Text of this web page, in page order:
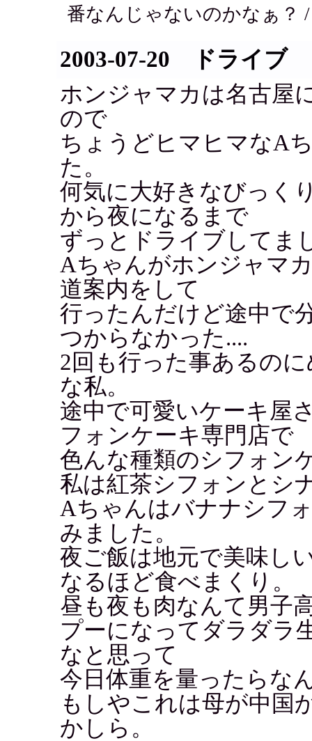
番なんじゃないのかなぁ？
2003-07-20 ドライブ
ホンジャマカは名古屋
ので
ちょうどヒマヒマなA
た。
何気に大好きなびっく
から夜になるまで
ずっとドライブしてま
Aちゃんがホンジャマ
道案内をして
行ったんだけど途中で
つからなかった....
2回も行った事あるの
な私。
途中で可愛いケーキ屋
フォンケーキ専門店で
色んな種類のシフォン
私は紅茶シフォンとシ
Aちゃんはバナナシフ
みました。
夜ご飯は地元で美味し
なるほど食べまくり。
昼も夜も肉なんて男子
プーになってダラダラ
なと思って
今日体重を量ったらな
もしやこれは母が中国
かしら。